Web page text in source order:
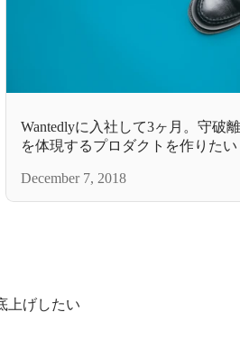
Wantedlyに入社して3ヶ月。守破
を体現するプロダクトを作りたい
December 7, 2018
上げしたい